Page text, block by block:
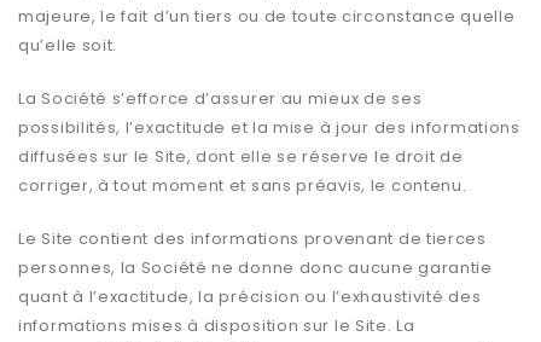
majeure, le fait d’un tiers ou de toute circonstance quelle
qu’elle soit.
La Société s’efforce d’assurer au mieux de ses
possibilités, l’exactitude et la mise à jour des informations
diffusées sur le Site, dont elle se réserve le droit de
corriger, à tout moment et sans préavis, le contenu.
Le Site contient des informations provenant de tierces
personnes, la Société ne donne donc aucune garantie
quant à l’exactitude, la précision ou l’exhaustivité des
informations mises à disposition sur le Site. La